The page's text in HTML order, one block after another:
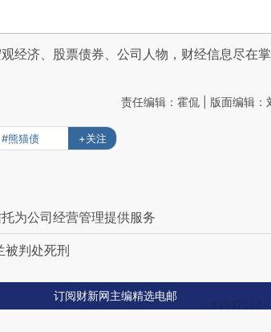
经济、股票债券、公司人物，财经信息尽在掌
责任编辑：霍侃 | 版面编辑：
#熊猫债 +关注
为公司经营管理提供服务
被判处死刑
订阅财新网主编精选电邮